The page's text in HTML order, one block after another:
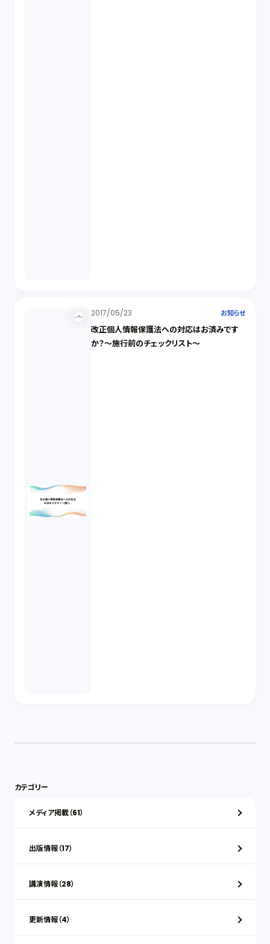
2017/05/23 お知らせ
改正個人情報保護法への対応はお済みです
か？～施行前のチェックリスト～
カテゴリー
メディア掲載（61）
出版情報（17）
講演情報（28）
更新情報（4）